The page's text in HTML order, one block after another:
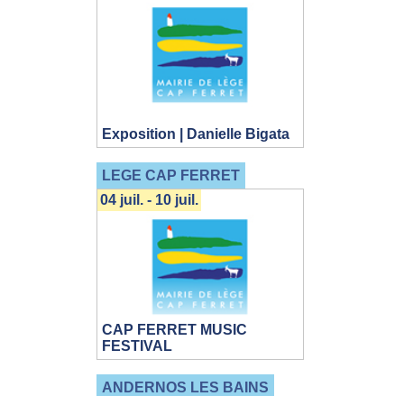
Exposition | Danielle Bigata
LEGE CAP FERRET
CAP FERRET MUSIC
FESTIVAL
04 juil. - 10 juil.
ANDERNOS LES BAINS